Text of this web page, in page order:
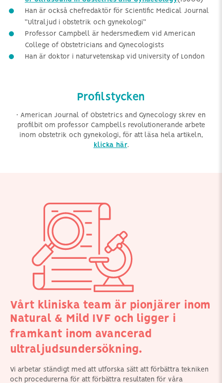
Han är också chefredaktör för Scientific Medical Journal
”Ultraljud i obstetrik och gynekologi”
Professor Campbell är hedersmedlem vid American
College of Obstetricians and Gynecologists
Han är doktor i naturvetenskap vid University of London
Profilstycken
• American Journal of Obstetrics and Gynecology skrev en
profilbit om professor Campbells revolutionerande arbete
inom obstetrik och gynekologi, för att läsa hela artikeln,
klicka här.
Vårt kliniska team är pionjärer inom
Natural & Mild IVF och ligger i
framkant inom avancerad
ultraljudsundersökning.
Vi arbetar ständigt med att utforska sätt att förbättra tekniken
och procedurerna för att förbättra resultaten för våra